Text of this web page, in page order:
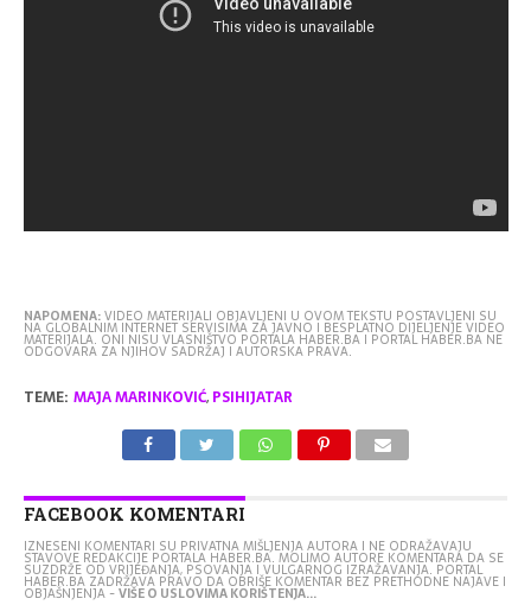
NAPOMENA:VIDEO MATERIJALI OBJAVLJENI U OVOM TEKSTU POSTAVLJENI SU
NA GLOBALNIM INTERNET SERVISIMA ZA JAVNO I BESPLATNO DIJELJENJE VIDEO
MATERIJALA. ONI NISU VLASNIŠTVO PORTALA HABER.BA I PORTAL HABER.BA NE
ODGOVARA ZA NJIHOV SADRŽAJ I AUTORSKA PRAVA.
TEME: MAJA MARINKOVIĆ, PSIHIJATAR
FACEBOOK KOMENTARI
IZNESENI KOMENTARI SU PRIVATNA MIŠLJENJA AUTORA I NE ODRAŽAVAJU
STAVOVE REDAKCIJE PORTALA HABER.BA. MOLIMO AUTORE KOMENTARA DA SE
SUZDRŽE OD VRIJEĐANJA, PSOVANJA I VULGARNOG IZRAŽAVANJA. PORTAL
HABER.BA ZADRŽAVA PRAVO DA OBRIŠE KOMENTAR BEZ PRETHODNE NAJAVE I
OBJAŠNJENJA -VIŠE O USLOVIMA KORIŠTENJA...